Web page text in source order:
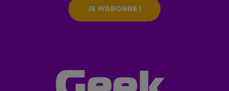
JE M'ABONNE !